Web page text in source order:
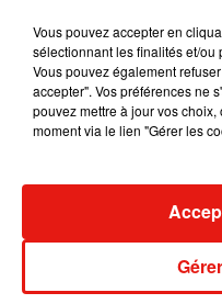
5 août
Benny
Becky
4 août
Tiny
live
Vous pouvez accepter en
sélectionnant les finalités et/ou
Vous pouvez également
accepter". Vos préférences ne
pouvez mettre à jour vos
moment via le lien "Gérer les